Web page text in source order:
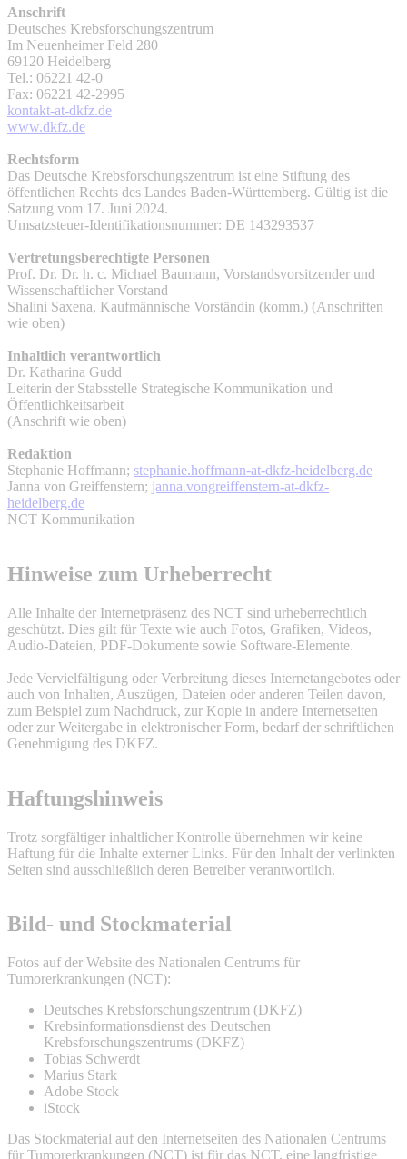
Anschrift
Deutsches Krebsforschungszentrum
Im Neuenheimer Feld 280
69120 Heidelberg
Tel.: 06221 42-0
Fax: 06221 42-2995
kontakt-at-dkfz.de
www.dkfz.de
Rechtsform
Das Deutsche Krebsforschungszentrum ist eine Stiftung des
öffentlichen Rechts des Landes Baden-Württemberg. Gültig ist die
Satzung vom 17. Juni 2024.
Umsatzsteuer-Identifikationsnummer: DE 143293537
Vertretungsberechtigte Personen
Prof. Dr. Dr. h. c. Michael Baumann, Vorstandsvorsitzender und
Wissenschaftlicher Vorstand
Shalini Saxena, Kaufmännische Vorständin (komm.) (Anschriften
wie oben)
Inhaltlich verantwortlich
Dr. Katharina Gudd
Leiterin der Stabsstelle Strategische Kommunikation und
Öffentlichkeitsarbeit
(Anschrift wie oben)
Redaktion
Stephanie Hoffmann; stephanie.hoffmann-at-dkfz-heidelberg.de
Janna von Greiffenstern; janna.vongreiffenstern-at-dkfz-
heidelberg.de
NCT Kommunikation
Hinweise zum Urheberrecht
Alle Inhalte der Internetpräsenz des NCT sind urheberrechtlich
geschützt. Dies gilt für Texte wie auch Fotos, Grafiken, Videos,
Audio-Dateien, PDF-Dokumente sowie Software-Elemente.
Jede Vervielfältigung oder Verbreitung dieses Internetangebotes oder
auch von Inhalten, Auszügen, Dateien oder anderen Teilen davon,
zum Beispiel zum Nachdruck, zur Kopie in andere Internetseiten
oder zur Weitergabe in elektronischer Form, bedarf der schriftlichen
Genehmigung des DKFZ.
Haftungshinweis
Trotz sorgfältiger inhaltlicher Kontrolle übernehmen wir keine
Haftung für die Inhalte externer Links. Für den Inhalt der verlinkten
Seiten sind ausschließlich deren Betreiber verantwortlich.
Bild- und Stockmaterial
Fotos auf der Website des Nationalen Centrums für
Tumorerkrankungen (NCT):
Deutsches Krebsforschungszentrum (DKFZ)
Krebsinformationsdienst des Deutschen
Krebsforschungszentrums (DKFZ)
Tobias Schwerdt
Marius Stark
Adobe Stock
iStock
Das Stockmaterial auf den Internetseiten des Nationalen Centrums
für Tumorerkrankungen (NCT) ist für das NCT, eine langfristige